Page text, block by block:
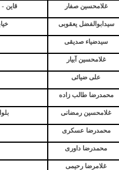
غلامحسین صفار قاین -
سیدابوالفضل یعقوبی
سیدضیاء صدیقی
غلامحسین آبیار
علی ضیائی
محمدرضا طالب زاده
غلامحسین رمضانی
محمدرضا عسکری
محمدرضا داوری
غلامرضا رحیمی